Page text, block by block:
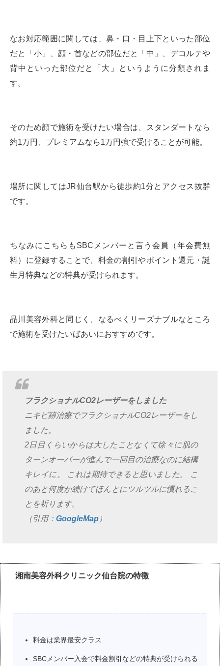
なお対応範囲に関しては、鼻・口・目上下といった部位
だと「小」、顔・首などの部位だと「中」、デコルテや
背中といった部位だと「大」というように分類されま
す。
そのため顔で施術を受けたい場合は、スタンダートなら
約1万円、プレミアムなら1万円強で受けることが可能。
場所に関してはJR仙台駅から徒歩約1分とアクセス抜群
です。
ちなみにこちらもSBCメンバーと言う会員（年会費無
料）に登録することで、料金の割引やポイント還元・誕
生月特典などの特典が受けられます。
品川美容外科と同じく、なるべくリーズナブルなところ
で施術を受けたいばあいにおすすめです。
フラクショナルCO2レーザーをしました
ニキビ跡治療でフラクショナルCO2レーザーをし
ました。
2日目くらいからは大したことなくて徐々に肌の
ターンオーバーが進んで一回目の治療なのに結構
キレイに。 これは期待できると思いました。 こ
のあと何度か続けてほんとにツルツルに慣れるこ
とを祈ります。
（引用： GoogleMap ）
湘南美容外科クリニック仙台院の特徴
料金は業界最安クラス
SBCメンバー入会で料金割引などの特典が受けられる